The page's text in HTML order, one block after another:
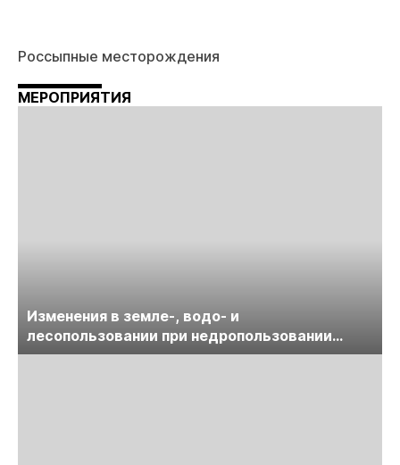
Россыпные месторождения
МЕРОПРИЯТИЯ
Изменения в земле-, водо- и
лесопользовании при недропользовании
обсудят на семинаре «ПравоТЭК»